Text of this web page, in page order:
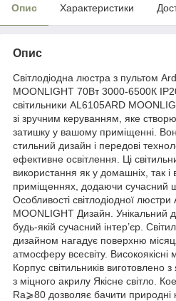
Опис Характеристики
Опис
Світлодіодна люстра з пультом
MOONLIGHT 70Вт 3000-6500К
світильники AL6105ARD
зі зручним керуванням, яке
затишку у вашому приміщенні.
стильний дизайн і передові
ефективне освітлення. Ці
використання як у домашніх, так і
приміщеннях, додаючи сучасний
Особливості світлодіодної
MOONLIGHT Дизайн. Унікальний
будь-якій сучасний інтер’єр.
дизайном нагадує поверхню
атмосферу всесвіту. Високоякісні
Корпус світильників виготовлено
з міцного акрилу Якісне світло.
Ra⩾80 дозволяє бачити природні